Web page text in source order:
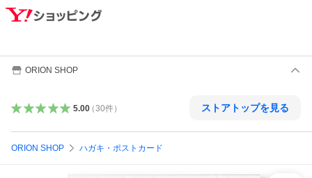
ORION SHOP
5.00（30件） ストアトップを見る
ORION SHOP ハガキ・ポストカード